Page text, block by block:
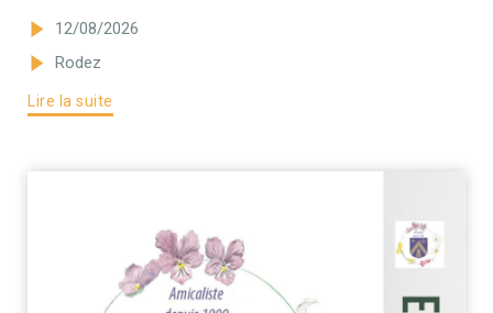
12/08/2026
Rodez
Lire la suite